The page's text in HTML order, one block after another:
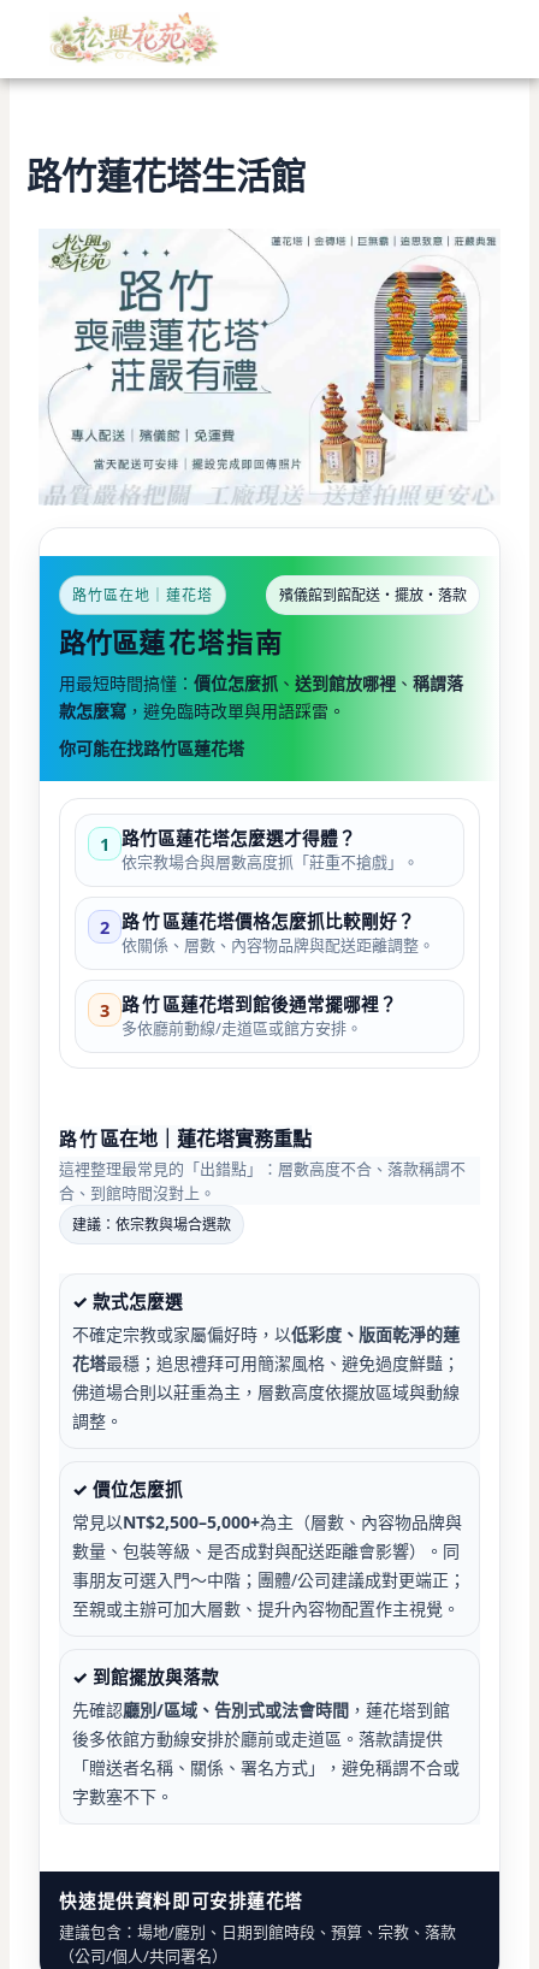
類
路竹蓮花塔生活館
路竹區在地｜蓮花塔 殯儀館到館配送・擺放・落款
路竹區蓮花塔指南
用最短時間搞懂：價位怎麼抓 、送到館放哪裡 、稱謂落
款怎麼寫 ，避免臨時改單與用語踩雷。
你可能在找路竹區蓮花塔
1 路竹區蓮花塔怎麼選才得體？
依宗教場合與層數高度抓「莊重不搶戲」。
2 路竹區蓮花塔價格怎麼抓比較剛好？
依關係、層數、內容物品牌與配送距離調整。
3 路竹區蓮花塔到館後通常擺哪裡？
多依廳前動線/走道區或館方安排。
路竹區在地｜蓮花塔實務重點
這裡整理最常見的「出錯點」：層數高度不合、落款稱謂不
合、到館時間沒對上。
建議：依宗教與場合選款
✓ 款式怎麼選
不確定宗教或家屬偏好時，以低彩度、版面乾淨的蓮
花塔最穩；追思禮拜可用簡潔風格、避免過度鮮豔；
佛道場合則以莊重為主，層數高度依擺放區域與動線
調整。
✓ 價位怎麼抓
常見以NT$2,500–5,000+為主（層數、內容物品牌與
數量、包裝等級、是否成對與配送距離會影響）。同
事朋友可選入門～中階；團體/公司建議成對更端正；
至親或主辦可加大層數、提升內容物配置作主視覺。
✓ 到館擺放與落款
先確認廳別/區域、告別式或法會時間 ，蓮花塔到館
後多依館方動線安排於廳前或走道區。落款請提供
「贈送者名稱、關係、署名方式」，避免稱謂不合或
字數塞不下。
快速提供資料即可安排蓮花塔
建議包含：場地/廳別、日期到館時段、預算、宗教、落款
（公司/個人/共同署名）